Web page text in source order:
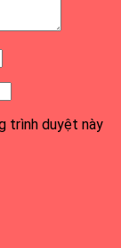
trình duyệt này